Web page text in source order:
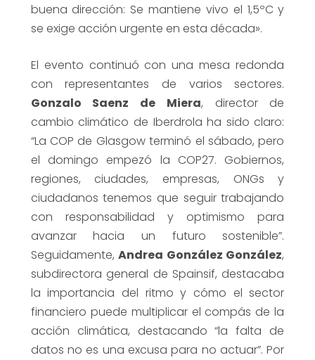
buena dirección: Se mantiene vivo el 1,5ºC y
se exige acción urgente en esta década».
El evento continuó con una mesa redonda
con representantes de varios sectores.
Gonzalo Saenz de Miera, director de
cambio climático de Iberdrola ha sido claro:
“La COP de Glasgow terminó el sábado, pero
el domingo empezó la COP27. Gobiernos,
regiones, ciudades, empresas, ONGs y
ciudadanos tenemos que seguir trabajando
con responsabilidad y optimismo para
avanzar hacia un futuro sostenible”.
Seguidamente,Andrea González González,
subdirectora general de Spainsif, destacaba
la importancia del ritmo y cómo el sector
financiero puede multiplicar el compás de la
acción climática, destacando “la falta de
datos no es una excusa para no actuar”. Por